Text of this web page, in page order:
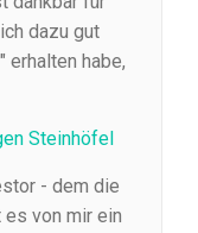
dazu gut
erhalten habe,
Steinhöfel
- dem die
von mir ein